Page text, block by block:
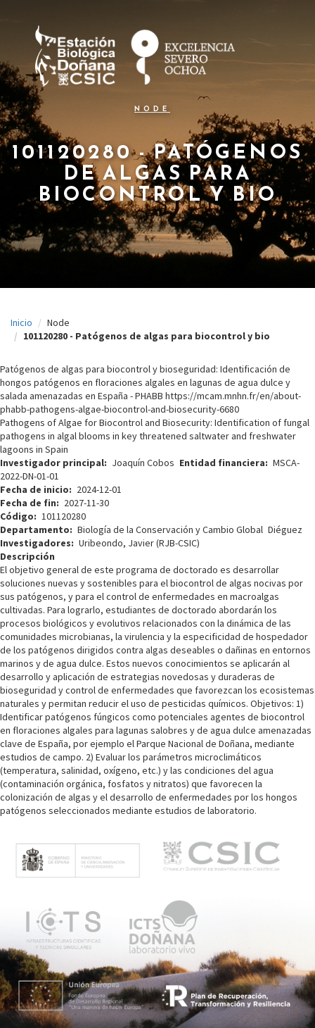
contenido
v
e
g
a
c
i
p
i
i
p
a
l
NODE
101120280 - PATÓGENOS
DE ALGAS PARA
BIOCONTROL Y BIO
Inicio
Node
101120280 - Patógenos de algas para biocontrol y bio
Patógenos de algas para biocontrol y bioseguridad: Identificación de
hongos patógenos en floraciones algales en lagunas de agua dulce y
salada amenazadas en España - PHABB https://mcam.mnhn.fr/en/about-
phabb-pathogens-algae-biocontrol-and-biosecurity-6680
Pathogens of Algae for Biocontrol and Biosecurity: Identification of fungal
pathogens in algal blooms in key threatened saltwater and freshwater
lagoons in Spain
Investigador principal
Joaquín Cobos Entidad financiera
MSCA-
2022-DN-01-01
Fecha de inicio
2024-12-01
Fecha de fin
2027-11-30
Código
101120280
Departamento
Biología de la Conservación y Cambio Global
Investigadores
Diéguez
Uribeondo, Javier (RJB-CSIC)
Descripción
El objetivo general de este programa de doctorado es desarrollar
soluciones nuevas y sostenibles para el biocontrol de algas nocivas por
sus patógenos, y para el control de enfermedades en macroalgas
cultivadas. Para lograrlo, estudiantes de doctorado abordarán los
procesos biológicos y evolutivos relacionados con la dinámica de las
comunidades microbianas, la virulencia y la especificidad de hospedador
de los patógenos dirigidos contra algas deseables o dañinas en entornos
marinos y de agua dulce. Estos nuevos conocimientos se aplicarán al
desarrollo y aplicación de estrategias novedosas y duraderas de
bioseguridad y control de enfermedades que favorezcan los ecosistemas
naturales y permitan reducir el uso de pesticidas químicos. Objetivos: 1)
Identificar patógenos fúngicos como potenciales agentes de biocontrol
en floraciones algales para lagunas salobres y de agua dulce amenazadas
clave de España, por ejemplo el Parque Nacional de Doñana, mediante
estudios de campo. 2) Evaluar los parámetros microclimáticos
(temperatura, salinidad, oxígeno, etc.) y las condiciones del agua
(contaminación orgánica, fosfatos y nitratos) que favorecen la
colonización de algas y el desarrollo de enfermedades por los hongos
patógenos seleccionados mediante estudios de laboratorio.
e
n
ú
p
r
i
n
c